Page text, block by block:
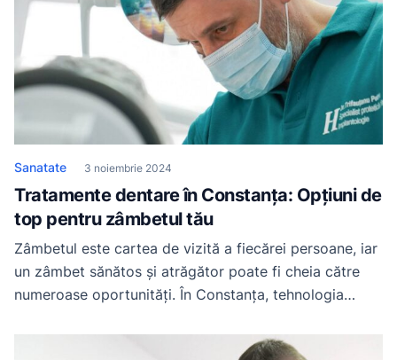
Sanatate 3 noiembrie 2024
Tratamente dentare în Constanța: Opțiuni de
top pentru zâmbetul tău
Zâmbetul este cartea de vizită a fiecărei persoane, iar
un zâmbet sănătos și atrăgător poate fi cheia către
numeroase oportunități. În Constanța, tehnologia
soluții moderne de tratament care să se potrivească